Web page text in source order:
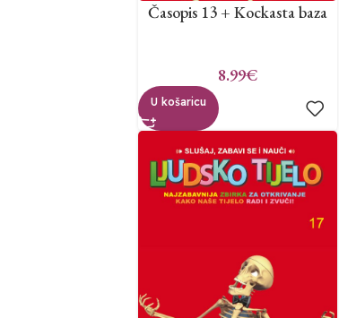
Časopis 13 + Kockasta baza
8.99€
U košaricu